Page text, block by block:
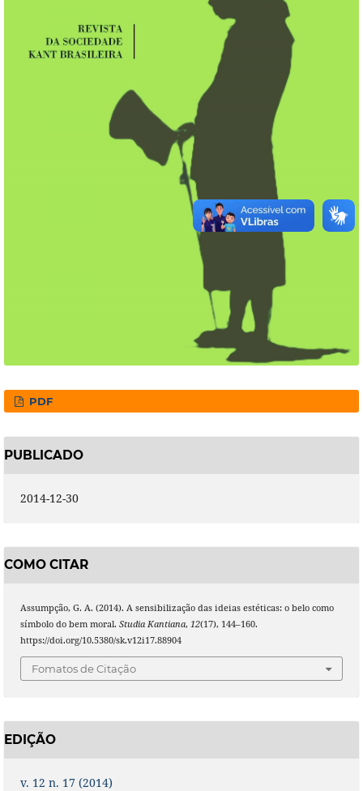
PDF
PUBLICADO
2014-12-30
COMO CITAR
Assumpção, G. A. (2014). A sensibilização das ideias estéticas: o belo como
símbolo do bem moral. Studia Kantiana, 12(17), 144–160.
https://doi.org/10.5380/sk.v12i17.88904
Fomatos de Citação
EDIÇÃO
v. 12 n. 17 (2014)